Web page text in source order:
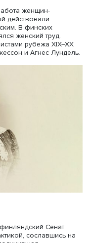
профессиональных
Любопытно, что
Кичееву из
в Сенате, который
как
и математиками и
принадлежали к
местном обществе.
а мужем —
общественный
женой
Валентины
в Сибири
работа женщин-
В финских
женский